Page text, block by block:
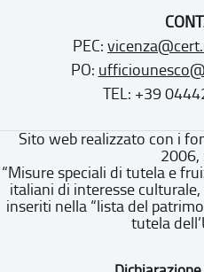
PEC:
PO:
TEL: +39
Sito web realizzato con i
2006,
“Misure speciali di tutela e
italiani di interesse
inseriti nella “lista del
tutela